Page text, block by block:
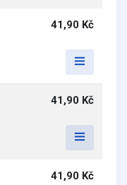
41,90 Kč
41,90 Kč
41,90 Kč